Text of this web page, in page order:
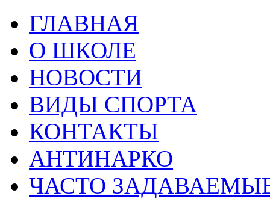
ГЛАВНАЯ
О ШКОЛЕ
НОВОСТИ
ВИДЫ СПОРТА
КОНТАКТЫ
АНТИНАРКО
ЧАСТО